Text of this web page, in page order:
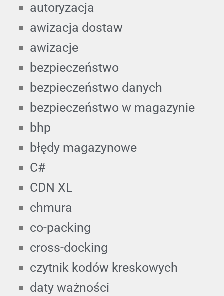
autoryzacja
awizacja dostaw
awizacje
bezpieczeństwo
bezpieczeństwo danych
bezpieczeństwo w magazynie
bhp
błędy magazynowe
C#
CDN XL
chmura
co-packing
cross-docking
czytnik kodów kreskowych
daty ważności